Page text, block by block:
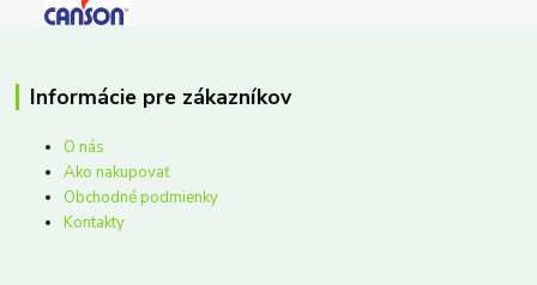
Informácie pre zákazníkov
O nás
Ako nakupovať
Obchodné podmienky
Kontakty